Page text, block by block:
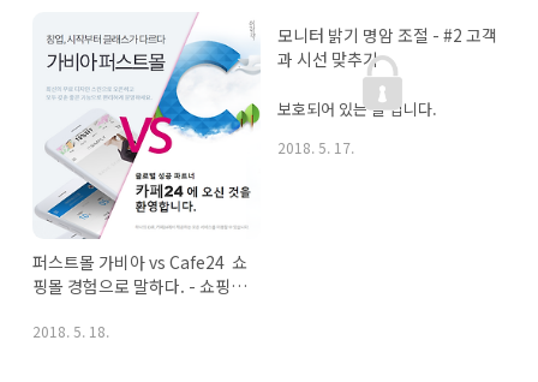
퍼스트몰 가비아 vs Cafe24  쇼
핑몰 경험으로 말하다. - 쇼핑몰
2018. 5. 18.
모니터 밝기 명암 조절 - #2 고객
과 시선 맞추기
보호되어 있는 글 입니다.
2018. 5. 17.